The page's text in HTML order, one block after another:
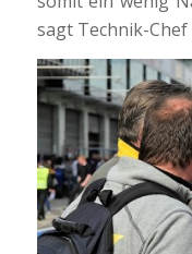
sagt Technik-